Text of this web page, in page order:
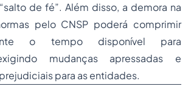
de fé”. Além disso, a demora na
pelo CNSP poderá comprimir
o tempo disponível para
mudanças apressadas e
para as entidades.